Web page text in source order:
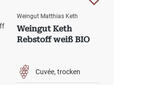
Weingut Matthias Keth
Weingut Keth
Rebstoff weiß BIO
Cuvée trocken